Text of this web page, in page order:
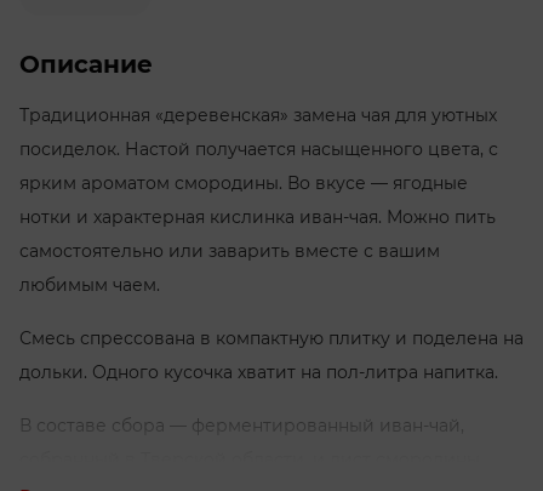
Описание
Традиционная «деревенская» замена чая для уютных
посиделок. Настой получается насыщенного цвета, с
ярким ароматом смородины. Во вкусе — ягодные
нотки и характерная кислинка иван-чая. Можно пить
самостоятельно или заварить вместе с вашим
любимым чаем.
Смесь спрессована в компактную плитку и поделена на
дольки. Одного кусочка хватит на пол-литра напитка.
В составе сбора — ферментированный иван-чай,